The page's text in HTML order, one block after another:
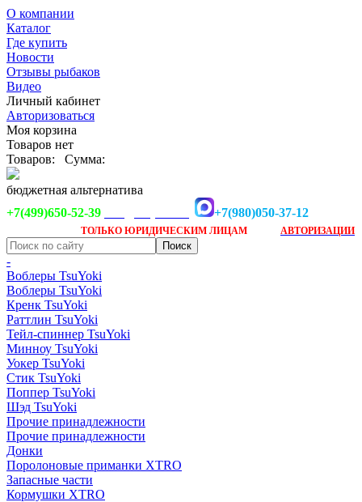
О компании
Каталог
Где купить
Новости
Отзывы рыбаков
Видео
Личный кабинет
Авторизоваться
Моя корзина
Товаров нет
Товаров:
Сумма:
бюджетная альтернатива
+7(499)650-52-39
+7(980)050-37-12
ТОЛЬКО ЮРИДИЧЕСКИМ ЛИЦАМ АВТОРИЗАЦИИ
-
Воблеры TsuYoki
Воблеры TsuYoki
Кренк TsuYoki
Раттлин TsuYoki
Тейл-спиннер TsuYoki
Минноу TsuYoki
Уокер TsuYoki
Стик TsuYoki
Поппер TsuYoki
Шэд TsuYoki
Прочие принадлежности
Прочие принадлежности
Донки
Поролоновые приманки XTRO
Запасные части
Кормушки XTRO